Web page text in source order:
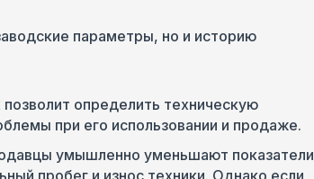
параметры, но и историю
определить техническую
при его использовании и продаже.
умышленно уменьшают показатели
пробег и износ техники. Однако если